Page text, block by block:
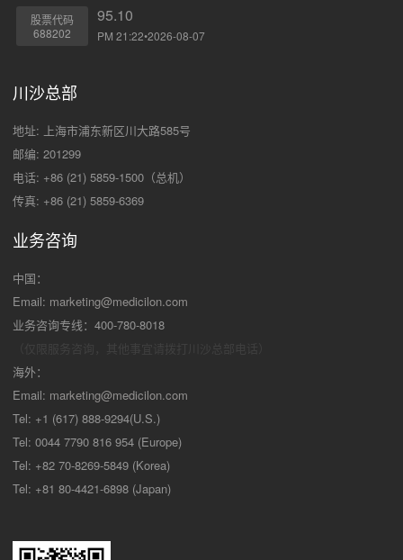
股票代码
688202
95.10
PM 21:22•2026-08-07
川沙总部
地址: 上海市浦东新区川大路585号
邮编: 201299
电话: +86 (21) 5859-1500（总机）
传真: +86 (21) 5859-6369
业务咨询
中国：
Email: marketing@medicilon.com
业务咨询专线：400-780-8018
海外：
Email: marketing@medicilon.com
Tel: +1 (617) 888-9294(U.S.)
Tel: 0044 7790 816 954 (Europe)
Tel: +82 70-8269-5849 (Korea)
Tel: +81 80-4421-6898 (Japan)